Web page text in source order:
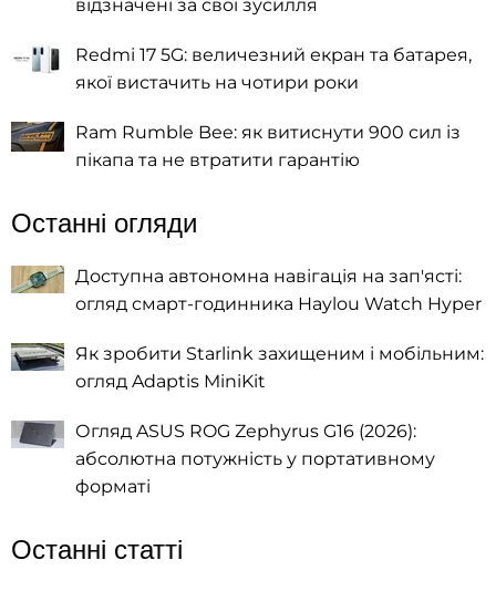
відзначені за свої зусилля
Redmi 17 5G: величезний екран та батарея,
якої вистачить на чотири роки
Ram Rumble Bee: як витиснути 900 сил із
пікапа та не втратити гарантію
Останні огляди
Доступна автономна навігація на зап'ясті:
огляд смарт-годинника Haylou Watch Hyper
Як зробити Starlink захищеним і мобільним:
огляд Adaptis MiniKit
Огляд ASUS ROG Zephyrus G16 (2026):
абсолютна потужність у портативному
форматі
Останні статті